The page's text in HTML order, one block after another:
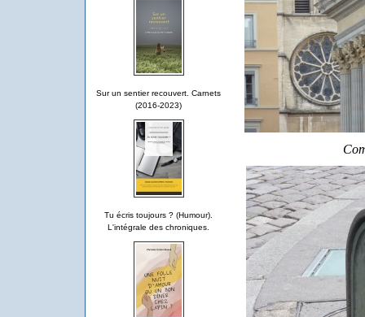
Sur un sentier recouvert. Carnets
(2016-2023)
Tu écris toujours ? (Humour).
L'intégrale des chroniques.